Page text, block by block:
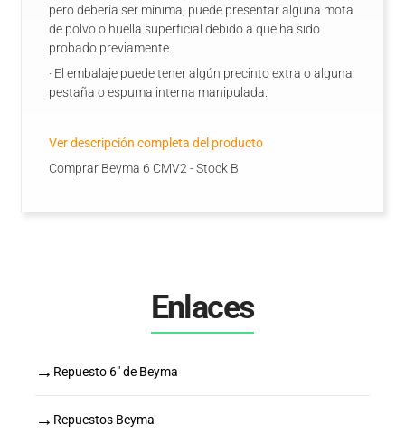
pero debería ser mínima, puede presentar alguna mota
de polvo o huella superficial debido a que ha sido
probado previamente.
· El embalaje puede tener algún precinto extra o alguna
pestaña o espuma interna manipulada.
Ver descripción completa del producto
Comprar Beyma 6 CMV2 - Stock B
Enlaces
→ Repuesto 6" de Beyma
→ Repuestos Beyma